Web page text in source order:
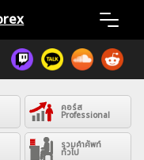
คอร์ส
Professional
รวมคำศัพท์
ทั่วไป